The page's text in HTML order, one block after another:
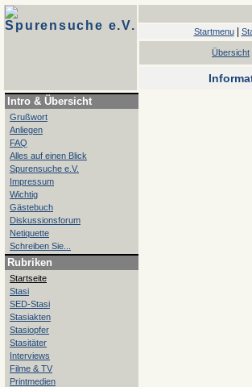
Spurensuche e.V. Startmenu|
Übersicht
Intro & Übersicht
Grußwort
Anliegen
FAQ
Alles auf einen Blick
Spurensuche e.V.
Impressum
Wichtig
Gästebuch
Diskussionsforum
Netiquette
Schreiben Sie...
Rubriken
Startseite
Stasi
SED-Stasi
Stasiakten
Stasiopfer
Stasitäter
Interviews
Filme & TV
Printmedien